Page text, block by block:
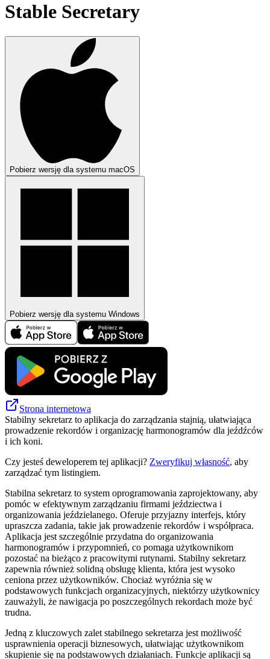
Stable Secretary
Pobierz wersję dla systemu macOS
Pobierz wersję dla systemu Windows
Strona internetowa
Stabilny sekretarz to aplikacja do zarządzania stajnią, ułatwiająca
prowadzenie rekordów i organizację harmonogramów dla jeźdźców
i ich koni.
Czy jesteś deweloperem tej aplikacji? Zweryfikuj własność, aby
zarządzać tym listingiem.
Stabilna sekretarz to system oprogramowania zaprojektowany, aby
pomóc w efektywnym zarządzaniu firmami jeździectwa i
organizowania jeździelanego. Oferuje przyjazny interfejs, który
upraszcza zadania, takie jak prowadzenie rekordów i współpraca.
Aplikacja jest szczególnie przydatna do organizowania
harmonogramów i przypomnień, co pomaga użytkownikom
pozostać na bieżąco z pracowitymi rutynami. Stabilny sekretarz
zapewnia również solidną obsługę klienta, która jest wysoko
ceniona przez użytkowników. Chociaż wyróżnia się w
podstawowych funkcjach organizacyjnych, niektórzy użytkownicy
zauważyli, że nawigacja po poszczególnych rekordach może być
trudna.
Jedną z kluczowych zalet stabilnego sekretarza jest możliwość
usprawnienia operacji biznesowych, ułatwiając użytkownikom
skupienie się na podstawowych działaniach. Funkcje aplikacji są